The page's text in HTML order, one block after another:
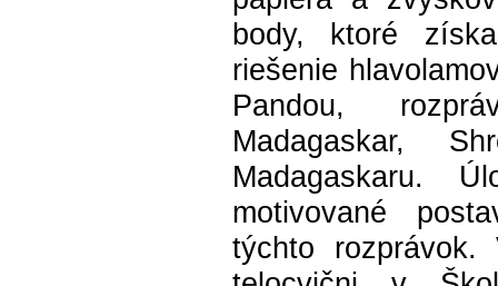
body, ktoré
riešenie
Pandou,
Madagaskar,
Madagaskaru.
motivované
týchto